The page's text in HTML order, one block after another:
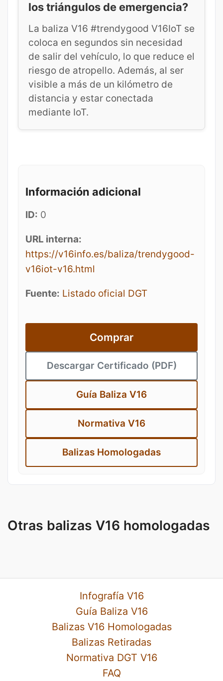
los triángulos de emergencia?
La baliza V16 #trendygood V16IoT se
coloca en segundos sin necesidad
de salir del vehículo, lo que reduce el
riesgo de atropello. Además, al ser
visible a más de un kilómetro de
distancia y estar conectada
mediante IoT.
Información adicional
ID: 0
URL interna:
https://v16info.es/baliza/trendygood-
v16iot-v16.html
Fuente: Listado oficial DGT
Comprar
Descargar Certificado (PDF)
Guía Baliza V16
Normativa V16
Balizas Homologadas
Otras balizas V16 homologadas
Infografía V16
Guía Baliza V16
Balizas V16 Homologadas
Balizas Retiradas
Normativa DGT V16
FAQ